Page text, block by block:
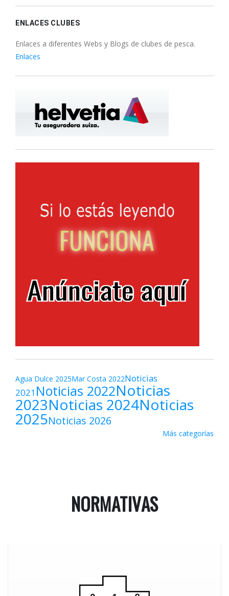
ENLACES CLUBES
Enlaces a diferentes Webs y Blogs de clubes de pesca.
Enlaces
Agua Dulce 2025Mar Costa 2022Noticias
2021 Noticias 2022Noticias
2023Noticias 2024Noticias
2025Noticias 2026
Más categorías
NORMATIVAS